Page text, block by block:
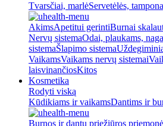
Tvarsčiai, marlėServetėlės,
AkimsApetitui gerintiBurnai
Nervų sistemaOdai, plaukams,
sistemaŠlapimo sistema
VaikamsVaikams nervų sistemai
laisvinančiosKitos
Kosmetika
Rodyti viską
Kūdikiams ir vaikamsDantims ir
Burnos ir dantų priežiūros